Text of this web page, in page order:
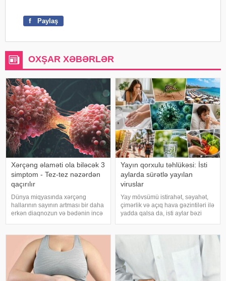
f Paylaş
OXŞAR XƏBƏRLƏR
Xərçəng əlaməti ola biləcək 3
simptom - Tez-tez nəzərdən
qaçırılır
Dünya miqyasında xərçəng
hallarının sayının artması bir daha
erkən diaqnozun və bədənin incə
vurğulayır. Məşhur inancın əksinə
olaraq, xərçəng növləri həmişə
Yayın qorxulu təhlükəsi: İsti
aylarda sürətlə yayılan
viruslar
Yay mövsümü istirahət, səyahət,
çimərlik və açıq hava gəzintiləri ilə
yadda qalsa da, isti aylar bəzi
temperatur deyil. Açıq havad